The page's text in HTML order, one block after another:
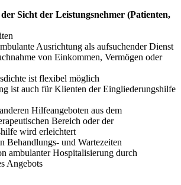
Sicht der Leistungsnehmer (Patienten,
Ausrichtung als aufsuchender Dienst
von Einkommen, Vermögen oder
ist flexibel möglich
ist auch für Klienten der Eingliederungshilfe
Hilfeangeboten aus dem
Bereich oder der
wird erleichtert
Behandlungs- und Wartezeiten
ambulanter Hospitalisierung durch
Angebots